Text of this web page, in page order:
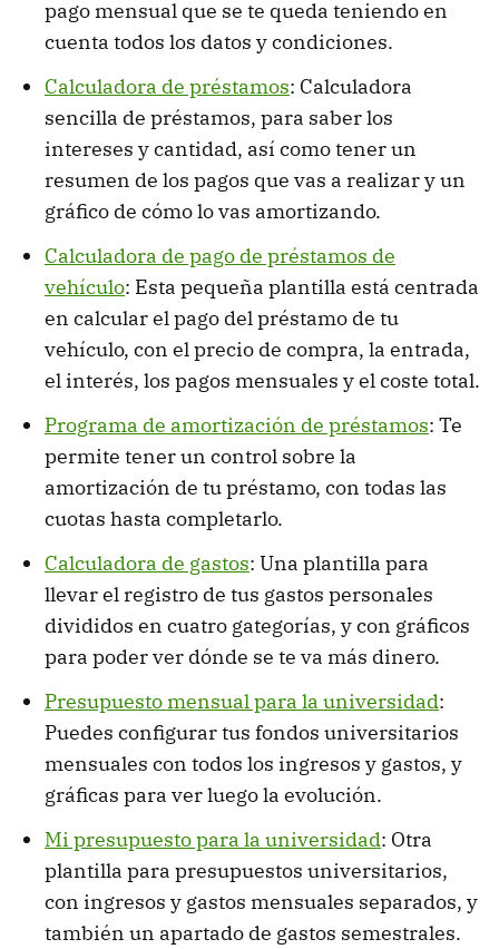
pago mensual que se te queda teniendo en
cuenta todos los datos y condiciones.
Calculadora de préstamos: Calculadora
sencilla de préstamos, para saber los
intereses y cantidad, así como tener un
resumen de los pagos que vas a realizar y un
gráfico de cómo lo vas amortizando.
Calculadora de pago de préstamos de
vehículo: Esta pequeña plantilla está centrada
en calcular el pago del préstamo de tu
vehículo, con el precio de compra, la entrada,
el interés, los pagos mensuales y el coste total.
Programa de amortización de préstamos: Te
permite tener un control sobre la
amortización de tu préstamo, con todas las
cuotas hasta completarlo.
Calculadora de gastos: Una plantilla para
llevar el registro de tus gastos personales
divididos en cuatro gategorías, y con gráficos
para poder ver dónde se te va más dinero.
Presupuesto mensual para la universidad:
Puedes configurar tus fondos universitarios
mensuales con todos los ingresos y gastos, y
gráficas para ver luego la evolución.
Mi presupuesto para la universidad: Otra
plantilla para presupuestos universitarios,
con ingresos y gastos mensuales separados, y
también un apartado de gastos semestrales.